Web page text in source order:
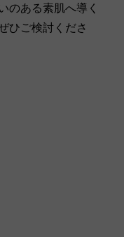
のある素肌へ導く
ひご検討くださ